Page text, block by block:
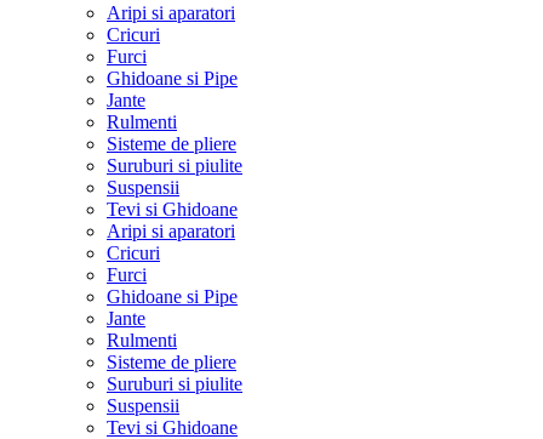
Aripi si aparatori
Cricuri
Furci
Ghidoane si Pipe
Jante
Rulmenti
Sisteme de pliere
Suruburi si piulite
Suspensii
Tevi si Ghidoane
Aripi si aparatori
Cricuri
Furci
Ghidoane si Pipe
Jante
Rulmenti
Sisteme de pliere
Suruburi si piulite
Suspensii
Tevi si Ghidoane